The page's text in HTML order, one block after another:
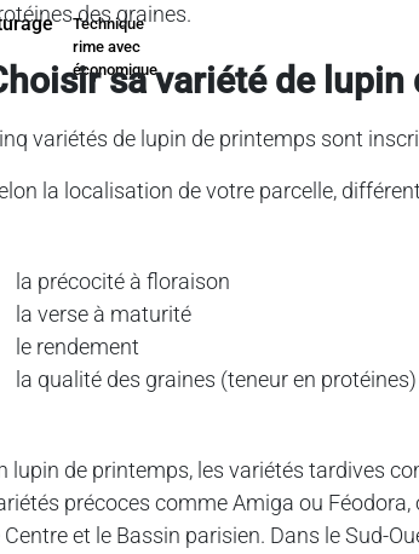
des graines.
sa variété de lupin
variétés de lupin de printemps sont
la localisation de votre parcelle,
la précocité à floraison
la verse à maturité
le rendement
la qualité des graines (teneur en protéines)
lupin de printemps, les variétés tardives
précoces comme Amiga ou
Centre et le Bassin parisien. Dans le Sud-
Technique
rime avec
économique